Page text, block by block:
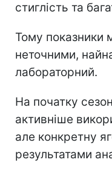
стиглість та
Тому показники
неточними,
лабораторний.
На початку
активніше
але конкретну
результатами